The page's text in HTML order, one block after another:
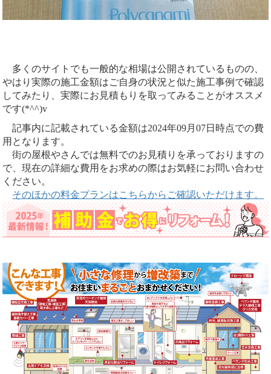
多くのサイトでも一般的な相場は公開されているものの、
やはり実際の施工金額はご自身の状況と似た施工事例で確認
してみたり、実際にお見積もりを取ってみることがオススメ
です(*^^)v
記事内に記載されている金額は2024年09月07日時点での費
用となります。
街の屋根やさんでは無料でのお見積りを承っておりますの
で、現在の詳細な費用をお求めの際はお気軽にお問い合わせ
ください。
そのほかの料金プランはこちらからご確認いただけます。